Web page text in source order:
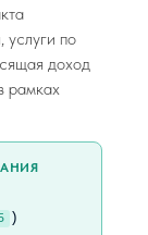
по
доход
рамках
)